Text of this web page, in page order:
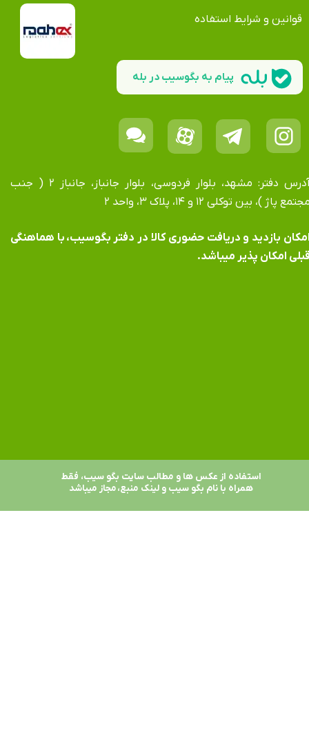
قوانین و شرایط استفاده
آدرس دفتر: مشهد، بلوار فردوسی، بلوار جانباز، جانباز ۲ ( جنب
پاژ )، بین توکلی ۱۲ و ۱۴، پلاک ۳، واحد ۲
بازدید و دریافت حضوری کالا در دفتر بگوسیب، با هماهنگی
امکان پذیر میباشد.
پیام به بگوسیب در بله
استفاده از عکس ها و مطالب سایت بگو سیب، فقط
همراه با نام بگو سیب و لینک منبع، مجاز میباشد